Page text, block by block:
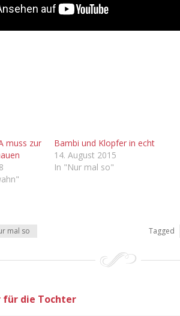
muss zur
Bambi und Klopfer in echt
14. August 2015
In "Nur mal so"
mal so Tagged
für die Tochter